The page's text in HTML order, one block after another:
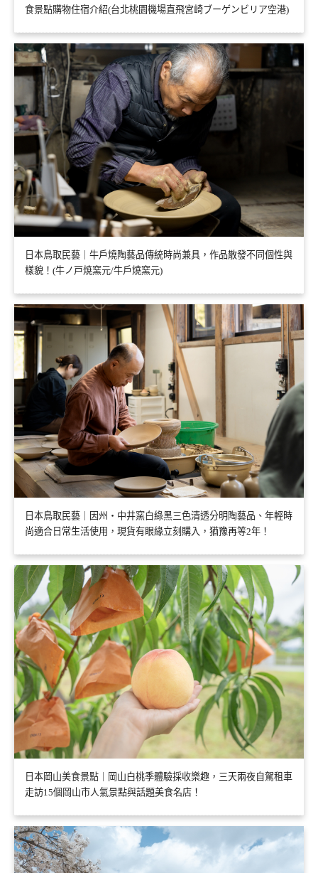
食景點購物住宿介紹(台北桃園機場直飛宮崎ブーゲンビリア空港)
日本鳥取民藝｜牛戶燒陶藝品傳統時尚兼具，作品散發不同個性與
樣貌！(牛ノ戸焼窯元/牛戶燒窯元)
日本鳥取民藝｜因州・中井窯白綠黑三色清透分明陶藝品、年輕時
尚適合日常生活使用，現貨有眼緣立刻購入，猶豫再等2年！
日本岡山美食景點｜岡山白桃季體驗採收樂趣，三天兩夜自駕租車
走訪15個岡山市人氣景點與話題美食名店！